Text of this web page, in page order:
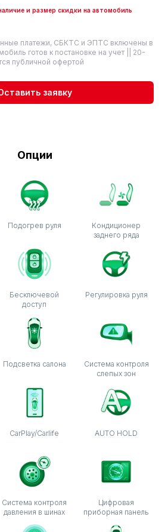
и размер скидки на автомобиль
платежи, СБКТС и ЭПТС включены в
готов к постановке на учет || 20-
публичной офертой
заявку
Опции
Подогрев руля
Кондиционер
заднего ряда
Бесключевой
доступ
Регулировка руля
Подсветка салона
Система контроля
слепых зон
CarPlay/Carlife AUTO HOLD
Система контроля
давления в шинах
Цифровая
приборная панель